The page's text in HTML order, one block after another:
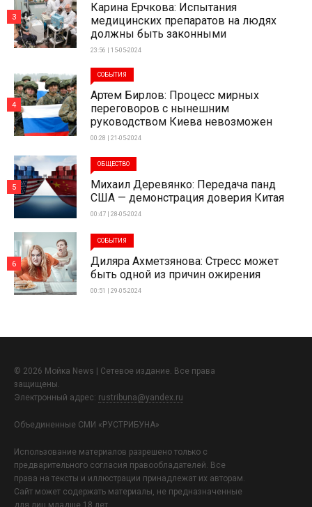
Карина Ерчкова: Испытания
медицинских препаратов на людях
должны быть законными
23:56 | 15-05-2024
3
СОБЫТИЯ
Артем Бирлов: Процесс мирных
переговоров с нынешним
руководством Киева невозможен
00:28 | 21-05-2024
4
ОБЩЕСТВО
Михаил Деревянко: Передача панд
США — демонстрация доверия Китая
00:47 | 28-05-2024
5
СОБЫТИЯ
Диляра Ахметзянова: Стресс может
быть одной из причин ожирения
00:51 | 29-05-2024
6
© 2026 Мойка News | Сетевое издание. Все права
защищены.
Электронный адрес: rustribuna@yandex.ru
Объединенные СМИ «РУСТРИБУНА»
Использование материалов разрешено только с
предварительного согласия правообладателей. Все
права на тексты и иллюстрации принадлежат их авторам.
Сайт может содержать материалы, не предназначенные
для лиц младше 18 лет.